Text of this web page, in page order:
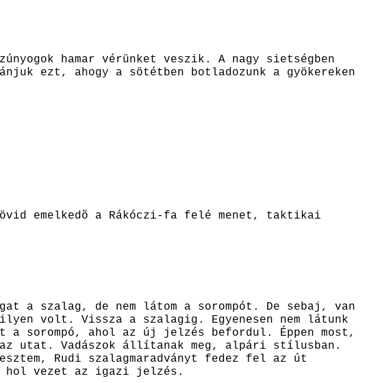
hamar vérünket veszik. A nagy sietségben
ezt, ahogy a sötétben botladozunk a gyökereken
emelkedõ a Rákóczi-fa felé menet, taktikai
a szalag, de nem látom a sorompót. De sebaj, van
volt. Vissza a szalagig. Egyenesen nem látunk
sorompó, ahol az új jelzés befordul. Éppen most,
az utat. Vadászok állítanak meg, alpári stílusban.
Rudi szalagmaradványt fedez fel az út
hol vezet az igazi jelzés.